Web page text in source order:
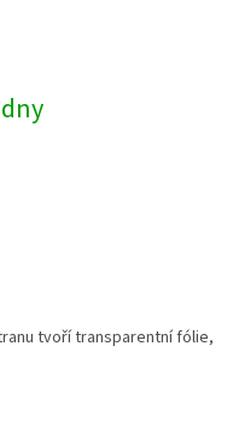
tvoří transparentní fólie,